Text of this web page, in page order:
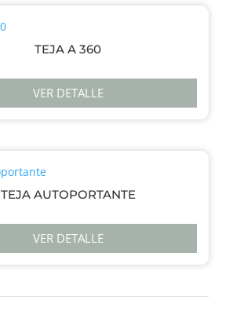
TEJA A 360
VER DETALLE
TEJA AUTOPORTANTE
VER DETALLE